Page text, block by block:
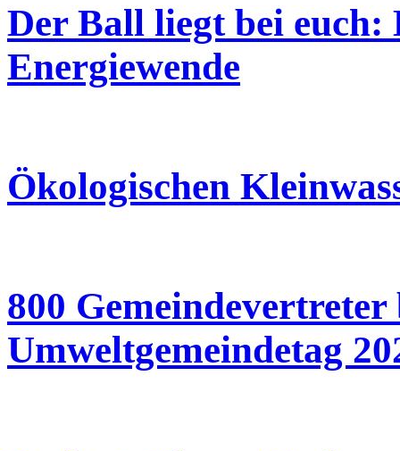
Der Ball liegt bei
Energiewende
Ökologischen
800
Umweltgemeindetag